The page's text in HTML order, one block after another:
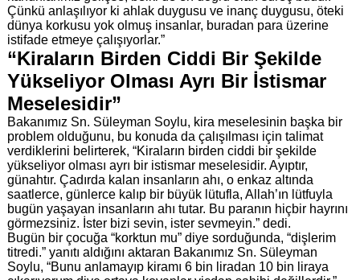
Çünkü anlaşılıyor ki ahlak duygusu ve inanç duygusu, öteki
dünya korkusu yok olmuş insanlar, buradan para üzerine
istifade etmeye çalışıyorlar.”
“Kiraların Birden Ciddi Bir Şekilde
Yükseliyor Olması Ayrı Bir İstismar
Meselesidir”
Bakanımız Sn. Süleyman Soylu, kira meselesinin başka bir
problem olduğunu, bu konuda da çalışılması için talimat
verdiklerini belirterek, “Kiraların birden ciddi bir şekilde
yükseliyor olması ayrı bir istismar meselesidir. Ayıptır,
günahtır. Çadırda kalan insanların ahı, o enkaz altında
saatlerce, günlerce kalıp bir büyük lütufla, Allah’ın lütfuyla
bugün yaşayan insanların ahı tutar. Bu paranın hiçbir hayrını
görmezsiniz. İster bizi sevin, ister sevmeyin.” dedi.
Bugün bir çocuğa “korktun mu” diye sorduğunda, “dişlerim
titredi.” yanıtı aldığını aktaran Bakanımız Sn. Süleyman
Soylu, “Bunu anlamayıp kiramı 6 bin liradan 10 bin liraya